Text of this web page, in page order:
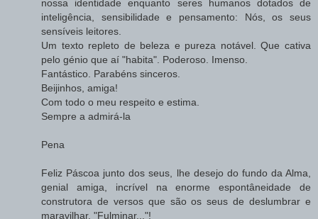
nossa identidade enquanto seres humanos dotados de
inteligência, sensibilidade e pensamento: Nós, os seus
sensíveis leitores.
Um texto repleto de beleza e pureza notável. Que cativa
pelo génio que aí "habita". Poderoso. Imenso.
Fantástico. Parabéns sinceros.
Beijinhos, amiga!
Com todo o meu respeito e estima.
Sempre a admirá-la
Pena
Feliz Páscoa junto dos seus, lhe desejo do fundo da Alma,
genial amiga, incrível na enorme espontâneidade de
construtora de versos que são os seus de deslumbrar e
maravilhar. "Fulminar..."!